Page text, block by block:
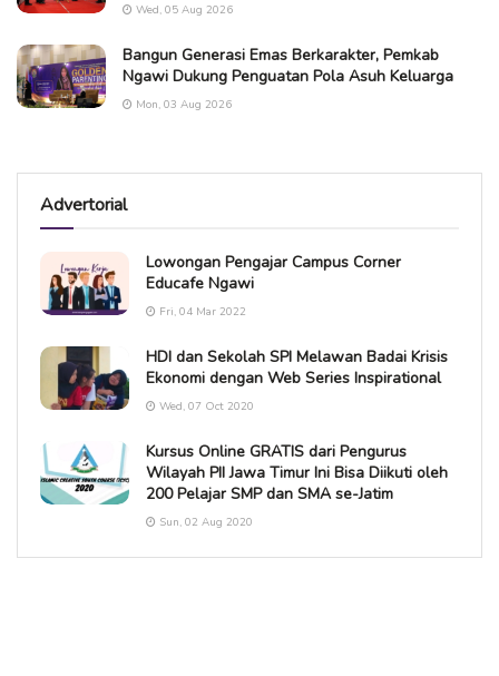
Wed, 05 Aug 2026
Bangun Generasi Emas Berkarakter, Pemkab
Ngawi Dukung Penguatan Pola Asuh Keluarga
Mon, 03 Aug 2026
Advertorial
Lowongan Pengajar Campus Corner
Educafe Ngawi
Fri, 04 Mar 2022
HDI dan Sekolah SPI Melawan Badai Krisis
Ekonomi dengan Web Series Inspirational
Wed, 07 Oct 2020
Kursus Online GRATIS dari Pengurus
Wilayah PII Jawa Timur Ini Bisa Diikuti oleh
200 Pelajar SMP dan SMA se-Jatim
Sun, 02 Aug 2020